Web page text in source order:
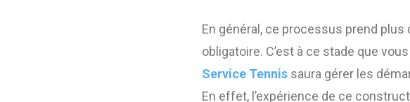
En général, ce processus prend
obligatoire. C’est à ce stade que
Service Tennis saura gérer les
En effet, l’expérience de ce